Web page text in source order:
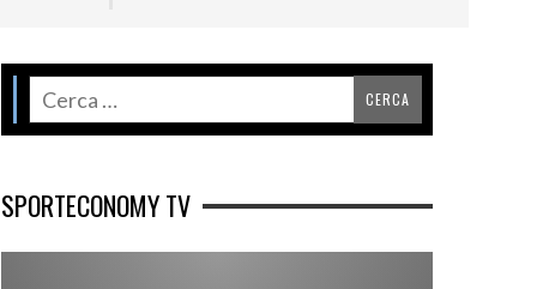
SPORTECONOMY TV